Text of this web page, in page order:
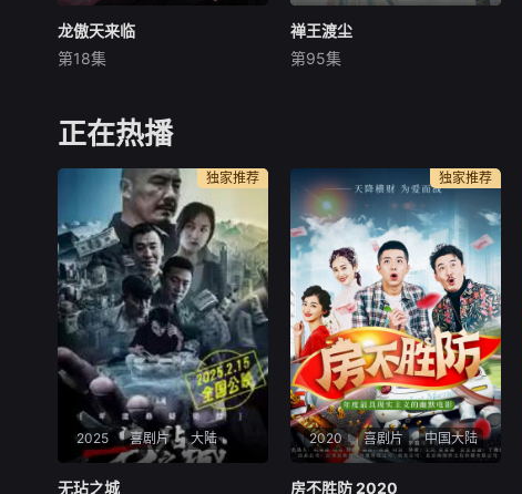
龙傲天来临
未知
反差顶尖强者意外穿书，开启
双向逆袭、羁绊共生的奇幻修
托父母伪造战绩、稳居修真界
榜首的咸鱼废柴仙二代，常年
躺平摆烂、无忧无虑；而李刑
天是潜心苦修剑道、
龙傲天来临
第18集
禅王渡尘
未知
皆空六根清净，望女施主自
重。"于是乎，月黑风高夜，
楚倾月对一个和尚做出了惨无
人首之事。五年之后
禅王渡尘
第95集
正在热播
2025 喜剧片 大陆
独家推荐
无玷之城
无玷之城
2020 喜剧片 中国大陆
独家推荐
房不胜防 2020
房不胜防 2020